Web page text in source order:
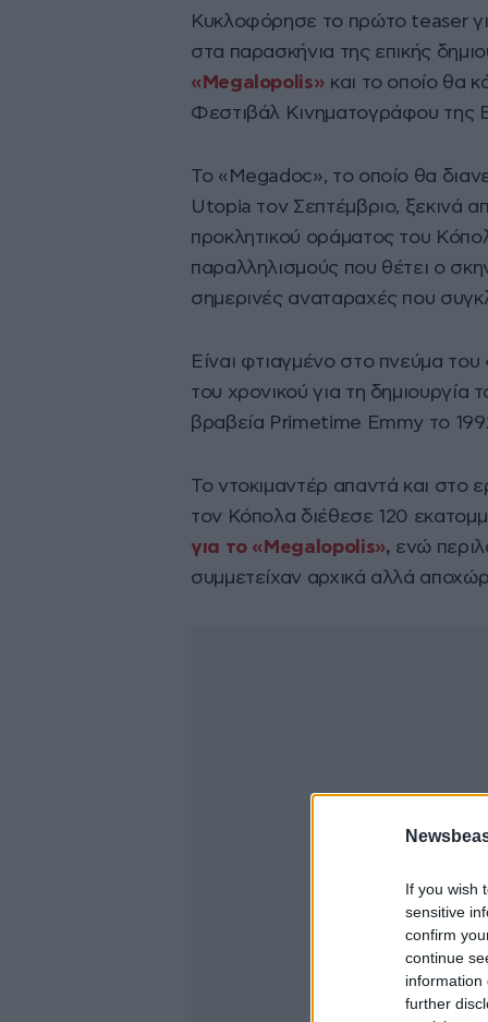
If you wish
sensitive
confirm
continue
information
further
Κυκλοφόρησε το πρώτο teaser
στα παρασκήνια της επικής
«Megalopolis» και το οποίο θα
Φεστιβάλ Κινηματογράφου της
Το «Megadoc», το οποίο θα
Utopia τον Σεπτέμβριο, ξεκινά
προκλητικού οράματος του
παραλληλισμούς που θέτει ο
σημερινές αναταραχές που
Είναι φτιαγμένo στο πνεύμα
του χρονικού για τη
βραβεία Primetime Emmy το
Το ντοκιμαντέρ απαντά και στο
τον Κόπολα διέθεσε 120
για το «Megalopolis», ενώ
συμμετείχαν αρχικά αλλά